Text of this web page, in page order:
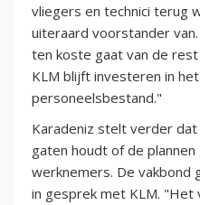
vliegers en technici terug
uiteraard voorstander
ten koste gaat van de
KLM blijft investeren in
personeelsbestand."
Karadeniz stelt verder
gaten houdt of de
werknemers. De vakbond
in gesprek met KLM. "Het